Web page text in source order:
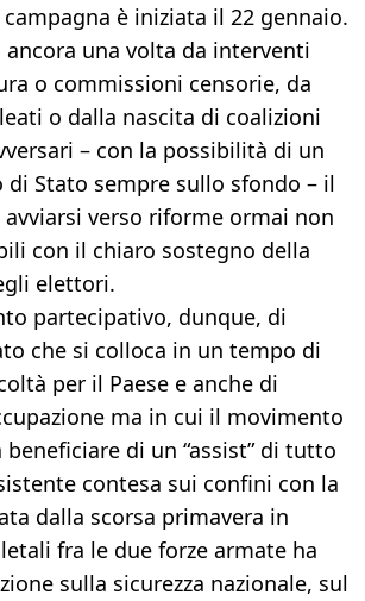
è iniziata il 22 gennaio.
una volta da interventi
o commissioni censorie, da
o dalla nascita di coalizioni
– con la possibilità di un
di Stato sempre sullo sfondo – il
avviarsi verso riforme ormai non
con il chiaro sostegno della
elettori.
partecipativo, dunque, di
che si colloca in un tempo di
per il Paese e anche di
ma in cui il movimento
di un “assist” di tutto
contesa sui confini con la
dalla scorsa primavera in
fra le due forze armate ha
sulla sicurezza nazionale, sul